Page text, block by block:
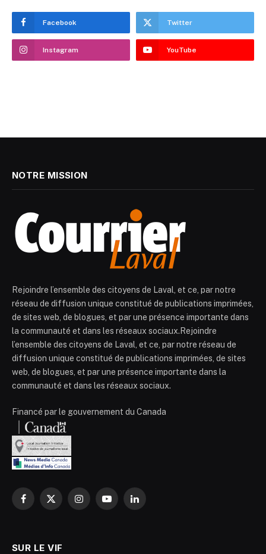
Facebook Twitter
Instagram YouTube
NOTRE MISSION
Rejoindre l’ensemble des citoyens de Laval, et ce, par notre
réseau de diffusion unique constitué de publications imprimées,
de sites web, de blogues, et par une présence importante dans
la communauté et dans les réseaux sociaux.Rejoindre
l’ensemble des citoyens de Laval, et ce, par notre réseau de
diffusion unique constitué de publications imprimées, de sites
web, de blogues, et par une présence importante dans la
communauté et dans les réseaux sociaux.
Financé par le gouvernement du Canada
Facebook
X
InstagramYouTubeLinkedIn
SUR LE VIF